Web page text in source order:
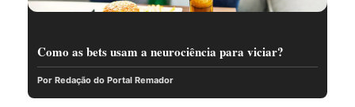
Como as bets usam a neurociência para viciar?
Por Redação do Portal Remador